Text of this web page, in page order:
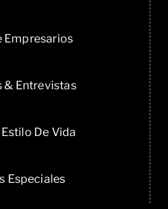
Empresarios
& Entrevistas
De Vida
Especiales